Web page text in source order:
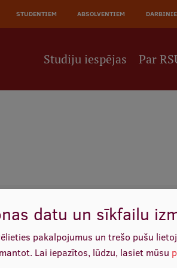
STUDENTIEM ABSOLVENTIEM
Studiju iespējas Par
datu un sīkfailu
pakalpojumus un trešo pušu
Lai iepazītos, lūdzu, lasiet mūsu